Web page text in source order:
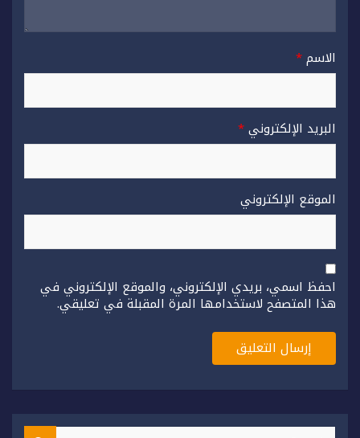
الاسم*
البريد الإلكتروني*
الموقع الإلكتروني
احفظ اسمي، بريدي الإلكتروني، والموقع الإلكتروني في
هذا المتصفح لاستخدامها المرة المقبلة في تعليقي.